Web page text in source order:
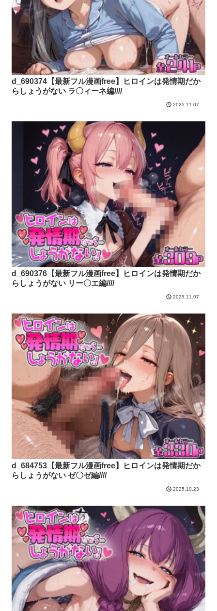
d_690374【最新フル漫画free】ヒロインは発情期だか
らしょうがない ラ〇ィーネ編////
2025.11.07
d_690376【最新フル漫画free】ヒロインは発情期だか
らしょうがない リー〇エ編////
2025.11.07
d_684753【最新フル漫画free】ヒロインは発情期だか
らしょうがない ゼ〇ゼ編////
2025.10.23